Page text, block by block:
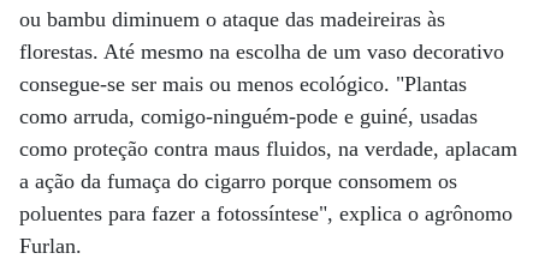
ou bambu diminuem o ataque das madeireiras às
florestas. Até mesmo na escolha de um vaso decorativo
consegue-se ser mais ou menos ecológico. "Plantas
como arruda, comigo-ninguém-pode e guiné, usadas
como proteção contra maus fluidos, na verdade, aplacam
a ação da fumaça do cigarro porque consomem os
poluentes para fazer a fotossíntese", explica o agrônomo
Furlan.